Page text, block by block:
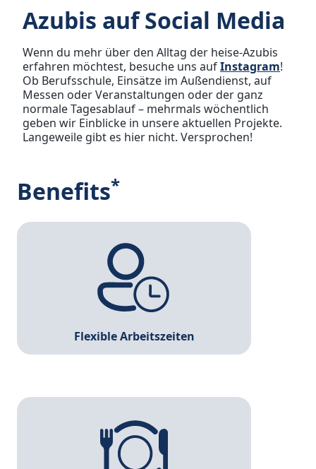
Azubis auf Social Media
Wenn du mehr über den Alltag der heise-Azubis
erfahren möchtest, besuche uns aufInstagram!
Ob Berufsschule, Einsätze im Außendienst, auf
Messen oder Veranstaltungen oder der ganz
normale Tagesablauf – mehrmals wöchentlich
geben wir Einblicke in unsere aktuellen Projekte.
Langeweile gibt es hier nicht. Versprochen!
Benefits*
Flexible Arbeitszeiten
Unsere verschiedenen Zeitmodelle, wie Gleitzeit,
ermöglichen dir, die perfekte Balance zwischen
Job und Freizeit zu finden.
Um während der Arbeit wieder Energie tanken
zu können, erhältst du das Mittagessen bei uns
kostenlos. Außerdem bieten wir dir frisch
belegte Brötchen am Morgen und es gibt kleine
Snacks zu jeder Zeit.